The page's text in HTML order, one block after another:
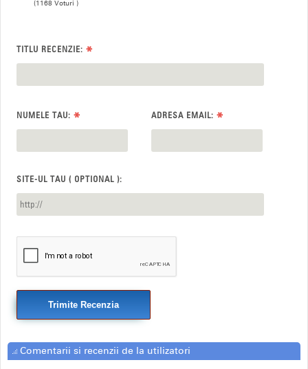
(1168 Voturi )
TITLU RECENZIE: *
NUMELE TAU: * ADRESA EMAIL: *
SITE-UL TAU ( OPTIONAL ):
Trimite Recenzia
Comentarii si recenzii de la utilizatori